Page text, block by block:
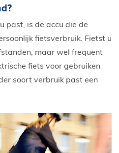
past, is de accu die de
fietsverbruik. Fietst u
maar wel frequent
fiets voor gebruiken
soort verbruik past een